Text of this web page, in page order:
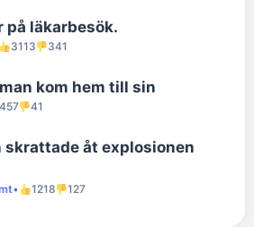
på läkarbesök.
3113 341
kom hem till sin
457 41
skrattade åt explosionen
• 1218 127